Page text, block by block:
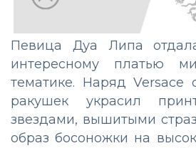
Певица Дуа Липа
интересному платью
тематике. Наряд
ракушек украсил
звездами, вышитыми
образ босоножки на